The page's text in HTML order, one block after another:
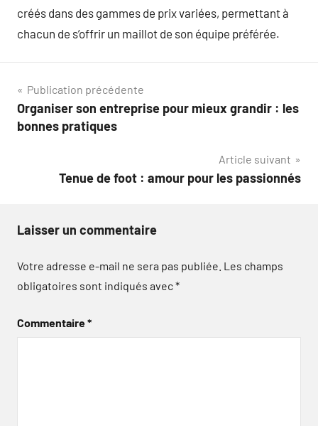
créés dans des gammes de prix variées, permettant à
chacun de s’offrir un maillot de son équipe préférée.
Navigation
de
Publication précédente
Organiser son entreprise pour mieux grandir : les
bonnes pratiques
Article suivant
Tenue de foot : amour pour les passionnés
Laisser un commentaire
Votre adresse e-mail ne sera pas publiée. Les champs
obligatoires sont indiqués avec*
Commentaire*